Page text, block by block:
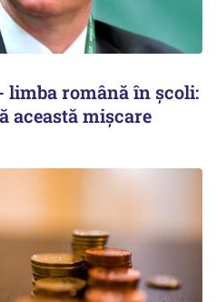
limba română în școli:
această mişcare